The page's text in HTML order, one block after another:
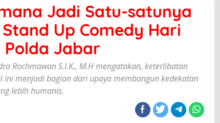
Jadi Satu-satunya
Up Comedy Hari
Jabar
Rochmawan S.I.K., M.H mengatakan, keterlibatan
menjadi bagian dari upaya membangun kedekatan
lebih humanis.